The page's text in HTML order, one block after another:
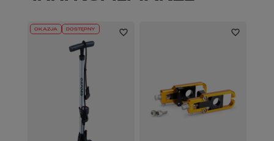
OKAZJA DOSTĘPNY